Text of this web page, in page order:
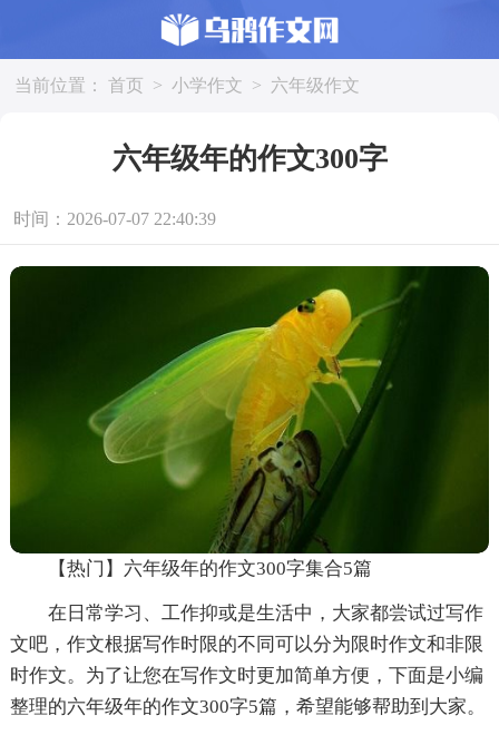
当前位置： 首页 > 小学作文 > 六年级作文
六年级年的作文300字
时间：2026-07-07 22:40:39
【热门】六年级年的作文300字集合5篇
在日常学习、工作抑或是生活中，大家都尝试过写作
文吧，作文根据写作时限的不同可以分为限时作文和非限
时作文。为了让您在写作文时更加简单方便，下面是小编
整理的六年级年的作文300字5篇，希望能够帮助到大家。